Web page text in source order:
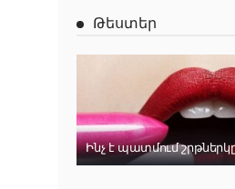
Թեստեր
Ինչ է պատմում